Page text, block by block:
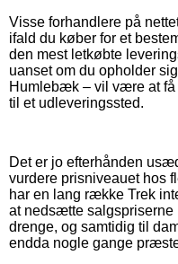
Visse forhandlere på
ifald du køber for et
den mest letkøbte
uanset om du opholder
Humlebæk – vil være at få
til et udleveringssted.
Det er jo efterhånden
vurdere prisniveauet hos
har en lang række Trek
at nedsætte salgspriserne
drenge, og samtidig til
endda nogle gange